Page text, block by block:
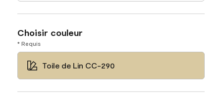
Choisir couleur
* Requis
Toile de Lin CC-290